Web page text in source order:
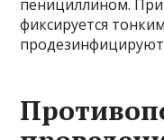
пенициллином.
фиксируется